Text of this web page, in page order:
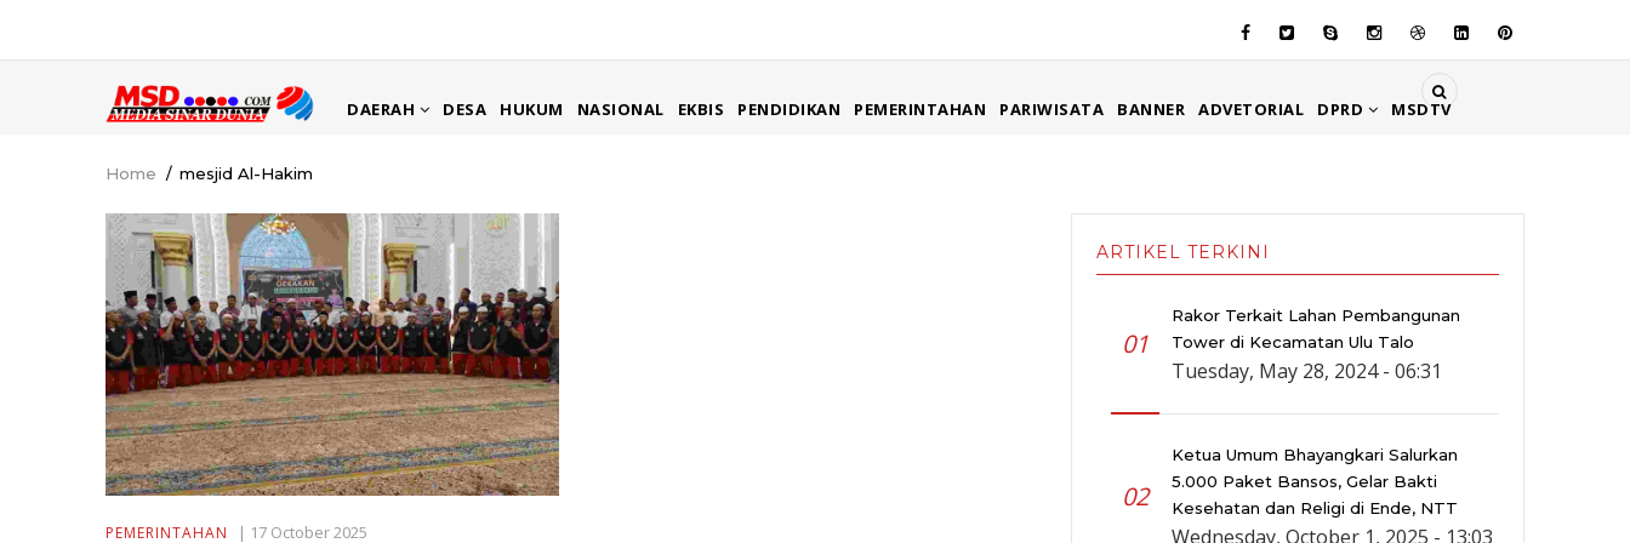
NAVIGATION
DAERAH DESA HUKUM NASIONAL EKBIS PENDIDIKAN PEMERINTAHAN PARIWISATA BANNER ADVETORIAL DPRD MSDTV
Breadcrumb
Home / mesjid Al-Hakim
PEMERINTAHAN | 17 October 2025
ARTIKEL TERKINI
01
Rakor Terkait Lahan Pembangunan
Tower di Kecamatan Ulu Talo
Tuesday, May 28, 2024 - 06:31
02
Ketua Umum Bhayangkari Salurkan
5.000 Paket Bansos, Gelar Bakti
Kesehatan dan Religi di Ende, NTT
Wednesday, October 1, 2025 - 13:03